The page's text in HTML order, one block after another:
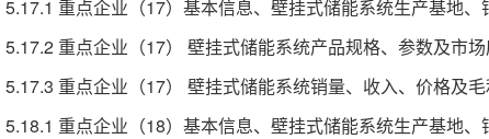
重点企业（17）基本信息、壁挂式储能系统生产基地、
重点企业（17） 壁挂式储能系统产品规格、参数及市场
重点企业（17） 壁挂式储能系统销量、收入、价格及毛
重点企业（18）基本信息、壁挂式储能系统生产基地、